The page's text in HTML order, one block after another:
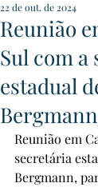
Reunião
Sul com
estadual
22 de out. de 2024
Reunião em
secretária
Bergmann,